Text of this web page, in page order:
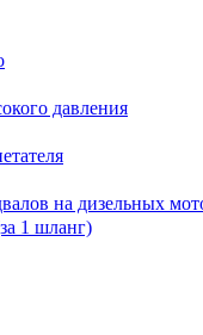
давления
на дизельных
1 шланг)